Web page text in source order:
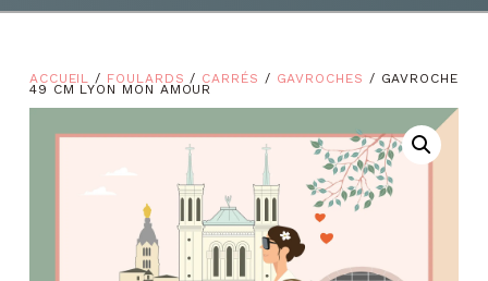
ACCUEIL / FOULARDS / CARRÉS / GAVROCHES / GAVROCHE
49 CM LYON MON AMOUR